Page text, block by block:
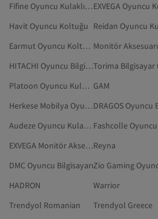
Fifine Oyuncu Kulaklıkları
Havit Oyuncu Koltuğu
Earmut Oyuncu Koltuğu Monitör Aksesuarı
HITACHI Oyuncu Bilgisayarı
Platoon Oyuncu Kulaklıkları GAM
Herkese Mobilya Oyuncu Koltuğu
Audeze Oyuncu Kulaklıkları
EXVEGA Monitör AksesuarıReyna
DMC Oyuncu Bilgisayarı
HADRON
Warrior
Trendyol Romanian
Trendyol Greece